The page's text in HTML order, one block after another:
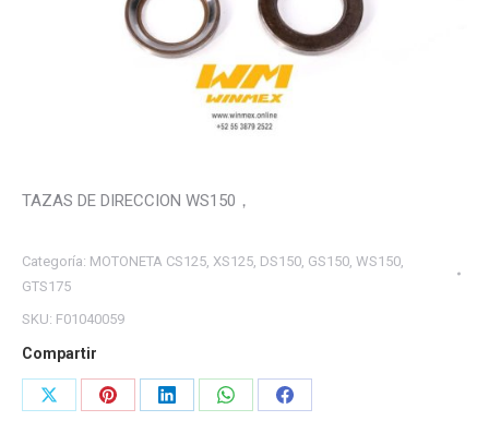
TAZAS DE DIRECCION WS150，
Categoría: MOTONETA CS125, XS125, DS150, GS150, WS150,
GTS175
SKU: F01040059
Compartir
Share
Share
Share
Share
Share